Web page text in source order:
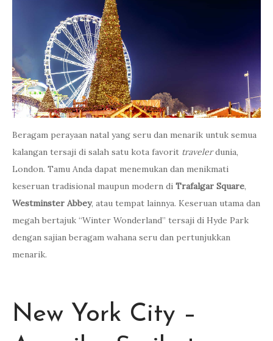
Beragam perayaan natal yang seru dan menarik untuk semua
kalangan tersaji di salah satu kota favorit travelerdunia,
London. Tamu Anda dapat menemukan dan menikmati
keseruan tradisional maupun modern di Trafalgar Square,
Westminster Abbey, atau tempat lainnya. Keseruan utama dan
megah bertajuk “Winter Wonderland” tersaji di Hyde Park
dengan sajian beragam wahana seru dan pertunjukkan
menarik.
New York City –